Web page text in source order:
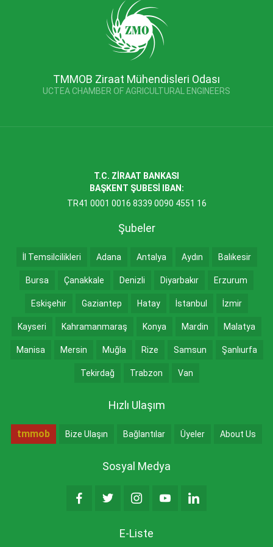
TMMOB Ziraat Mühendisleri Odası
UCTEA CHAMBER OF AGRICULTURAL ENGINEERS
T.C. ZİRAAT BANKASI
BAŞKENT ŞUBESİ IBAN:
TR41 0001 0016 8339 0090 4551 16
Şubeler
İl Temsilcilikleri Adana Antalya Aydın Balıkesir
Bursa Çanakkale Denizli Diyarbakır Erzurum
Eskişehir Gaziantep Hatay İstanbul İzmir
Kayseri Kahramanmaraş Konya Mardin Malatya
Manisa Mersin Muğla Rize Samsun Şanlıurfa
Tekirdağ Trabzon Van
Hızlı Ulaşım
tmmob Bize Ulaşın Bağlantılar Üyeler About Us
Sosyal Medya
E-Liste